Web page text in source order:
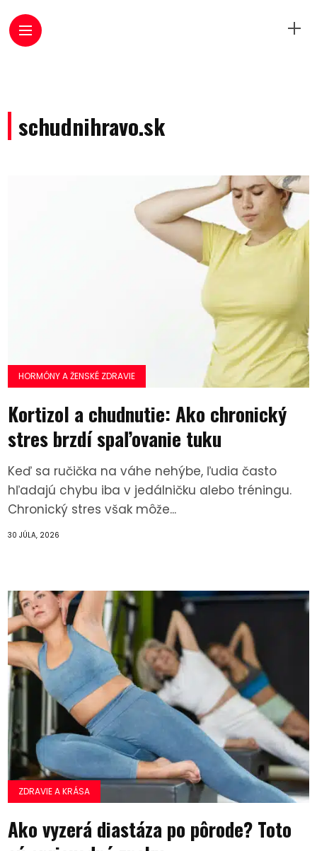
schudnihravo.sk
HORMÓNY A ŽENSKÉ ZDRAVIE
Kortizol a chudnutie: Ako chronický
stres brzdí spaľovanie tuku
Keď sa ručička na váhe nehýbe, ľudia často
hľadajú chybu iba v jedálničku alebo tréningu.
Chronický stres však môže...
30 JÚLA, 2026
ZDRAVIE A KRÁSA
Ako vyzerá diastáza po pôrode? Toto